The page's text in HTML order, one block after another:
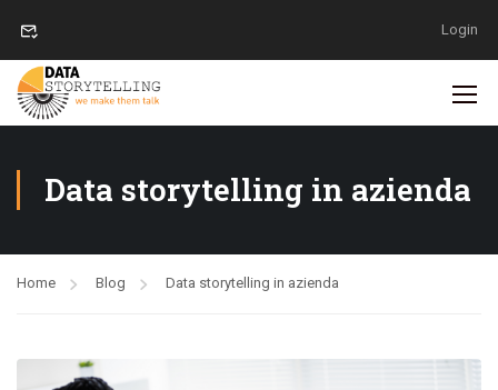
Login
Data storytelling in azienda
Home Blog Data storytelling in azienda